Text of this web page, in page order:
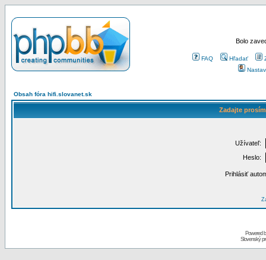
Bolo
FAQ Hľadať
Obsah fóra hifi.slovanet.sk
Zadajte
Užívateľ:
Heslo:
Prihlásiť
Powered
Slovenský